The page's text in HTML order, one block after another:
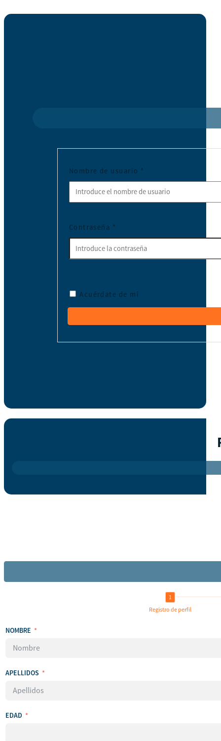
Nombre de usuario *
Contraseña *
Acuérdate de mí
Registro de perfil
NOMBRE
APELLIDOS
EDAD